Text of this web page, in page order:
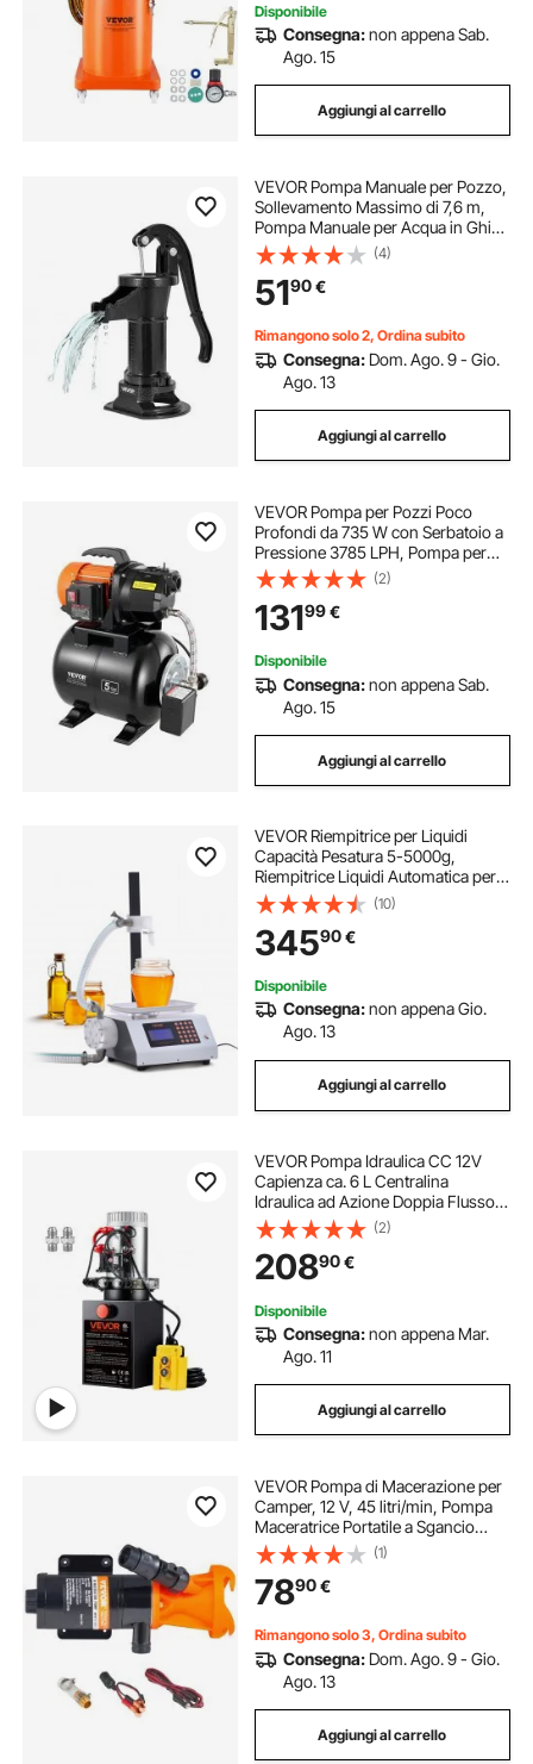
Disponibile
Consegna:non appena Sab.
Ago. 15
Aggiungi al carrello
VEVOR Pompa Manuale per Pozzo,
Sollevamento Massimo di 7,6 m,
Pompa Manuale per Acqua in Ghisa
Antica, Attacco NPT, Facile
Installazione, Vecchio Stile per
Giardino Esterno, Stagno, Nero
(4)
5190€
Rimangono solo 2, Ordina subito
Consegna: Dom. Ago. 9 - Gio.
Ago. 13
Aggiungi al carrello
VEVOR Pompa per Pozzi Poco
Profondi da 735 W con Serbatoio a
Pressione 3785 LPH, Pompa per
Irrigazione Sistema di Aumento
Pressione d'Acqua con Filtro
Prevalenza max 45m da Giardino
Prato Orto
(2)
13199€
Disponibile
Consegna:non appena Sab.
Ago. 15
Aggiungi al carrello
VEVOR Riempitrice per Liquidi
Capacità Pesatura 5-5000g,
Riempitrice Liquidi Automatica per
Bottiglie Controllo Digitale,
Riempitrice da Banco con Pompa
Peristaltica Liquido ad alta Viscosità
(10)
34590€
Disponibile
Consegna:non appena Gio.
Ago. 13
Aggiungi al carrello
VEVOR Pompa Idraulica CC 12V
Capienza ca. 6 L Centralina
Idraulica ad Azione Doppia Flusso
d'Olio ca. 3,44 L/min Pressione
Massima di 22 MPa, Pompa per
Montacarichi Auto Camion
Rimorchio da Garage
(2)
20890€
Disponibile
Consegna:non appena Mar.
Ago. 11
Aggiungi al carrello
VEVOR Pompa di Macerazione per
Camper, 12 V, 45 litri/min, Pompa
Maceratrice Portatile a Sgancio
Rapido con Valvola di
Collegamento Rapido Rimovibile,
Fascetta Stringitubo, per Acque
Reflue RV Barca
(1)
7890€
Rimangono solo 3, Ordina subito
Consegna: Dom. Ago. 9 - Gio.
Ago. 13
Aggiungi al carrello